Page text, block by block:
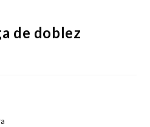
de doblez